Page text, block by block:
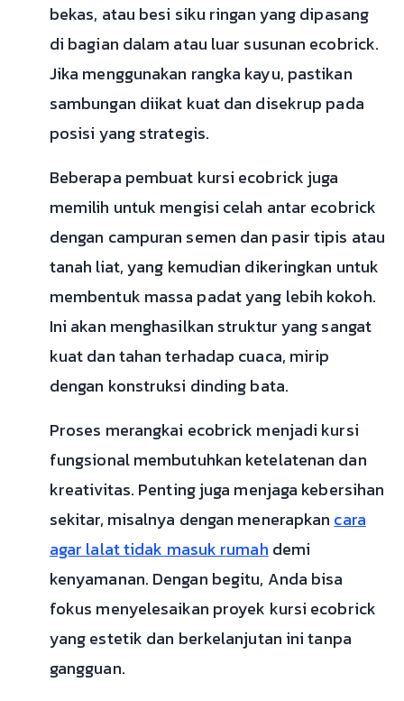
bekas, atau besi siku ringan yang dipasang
di bagian dalam atau luar susunan ecobrick.
Jika menggunakan rangka kayu, pastikan
sambungan diikat kuat dan disekrup pada
posisi yang strategis.
Beberapa pembuat kursi ecobrick juga
memilih untuk mengisi celah antar ecobrick
dengan campuran semen dan pasir tipis atau
tanah liat, yang kemudian dikeringkan untuk
membentuk massa padat yang lebih kokoh.
Ini akan menghasilkan struktur yang sangat
kuat dan tahan terhadap cuaca, mirip
dengan konstruksi dinding bata.
Proses merangkai ecobrick menjadi kursi
fungsional membutuhkan ketelatenan dan
kreativitas. Penting juga menjaga kebersihan
sekitar, misalnya dengan menerapkan cara
agar lalat tidak masuk rumah demi
kenyamanan. Dengan begitu, Anda bisa
fokus menyelesaikan proyek kursi ecobrick
yang estetik dan berkelanjutan ini tanpa
gangguan.